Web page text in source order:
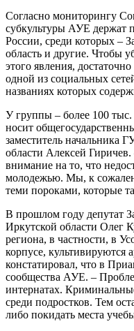
Согласно мониторингу
субкультуры АУЕ держат
России, среди которых –
область и другие. Чтобы
этого явления,
одной из социальных
названиях которых
У группы – более 100
носит
заместитель
области Алексей
внимание на то, что
молодежью. Мы, к
теми пороками, которые
В прошлом году депутат
Иркутской области Олег
региона, в частности, в
корпусе, культивируются
констатировал, что в
сообщества АУЕ. –
интернатах.
среди подростков. Тем
либо покидать места